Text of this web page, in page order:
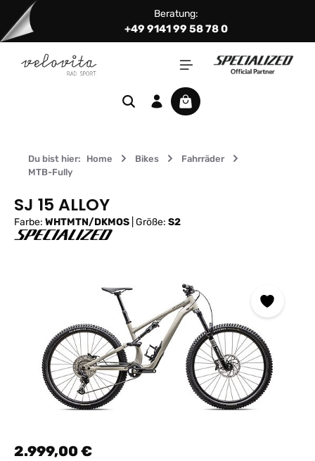
Zum Hauptinhalt springen Beratung:
+49 9141 99 58 78 0
Warenkorb enthält 0
Du bist hier: Home Bikes
Fahrräder
MTB-Fully
SJ 15 ALLOY
Farbe: WHTMTN/DKMOS Größe: S2
Regulärer Preis:
2.999,00 €